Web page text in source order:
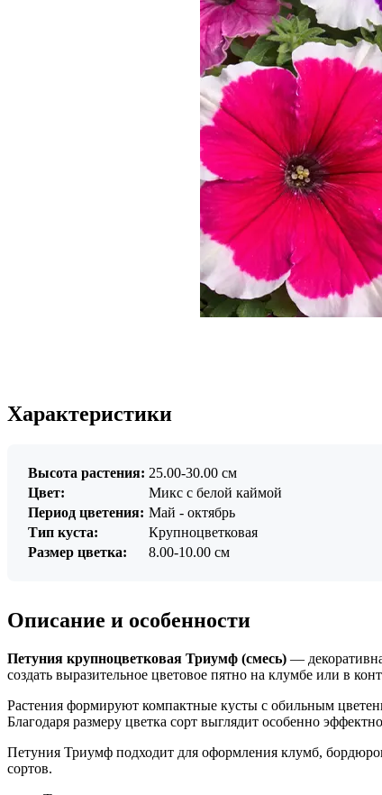
Характеристики
Высота растения: 25.00-30.00 см
Цвет:
Микс с белой каймой
Период цветения: Май - октябрь
Тип куста:
Крупноцветковая
Размер цветка:
8.00-10.00 см
Описание и особенности
Петуния крупноцветковая Триумф (смесь) —
создать выразительное цветовое пятно на клумбе или в
Растения формируют компактные кусты с обильным
Благодаря размеру цветка сорт выглядит особенно
Петуния Триумф подходит для оформления клумб,
сортов.